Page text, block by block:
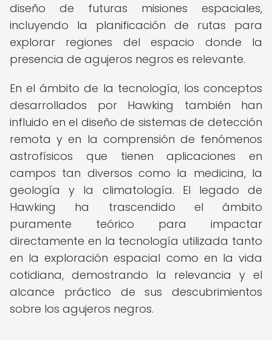
diseño de futuras misiones espaciales,
incluyendo la planificación de rutas para
explorar regiones del espacio donde la
presencia de agujeros negros es relevante.
En el ámbito de la tecnología, los conceptos
desarrollados por Hawking también han
influido en el diseño de sistemas de detección
remota y en la comprensión de fenómenos
astrofísicos que tienen aplicaciones en
campos tan diversos como la medicina, la
geología y la climatología. El legado de
Hawking ha trascendido el ámbito
puramente teórico para impactar
directamente en la tecnología utilizada tanto
en la exploración espacial como en la vida
cotidiana, demostrando la relevancia y el
alcance práctico de sus descubrimientos
sobre los agujeros negros.